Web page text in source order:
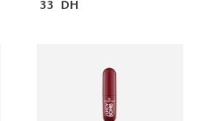
33 DH